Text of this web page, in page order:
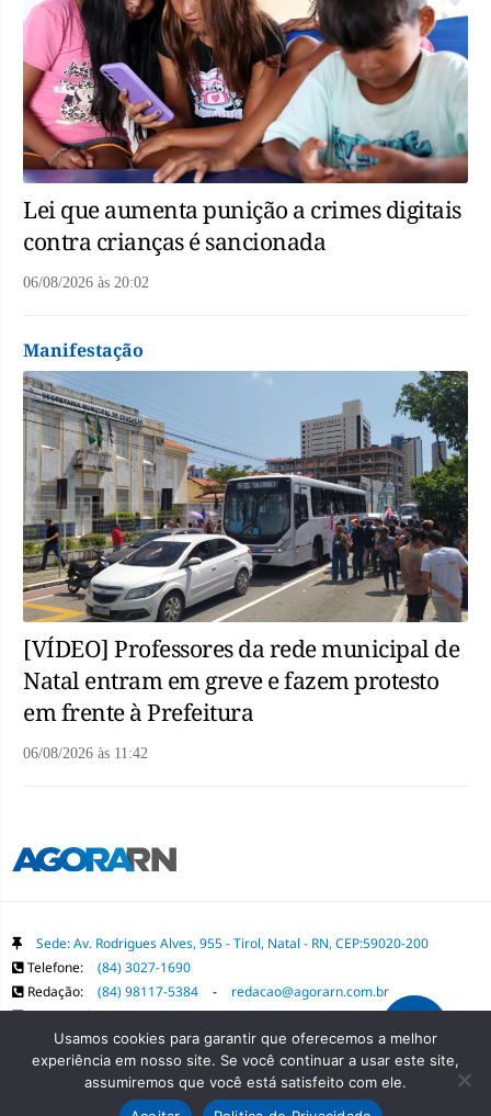
Lei que aumenta punição a crimes digitais
contra crianças é sancionada
06/08/2026 às 20:02
Manifestação
[VÍDEO] Professores da rede municipal de
Natal entram em greve e fazem protesto
em frente à Prefeitura
06/08/2026 às 11:42
Sede: Av. Rodrigues Alves, 955 - Tirol, Natal - RN, CEP:59020-200
Telefone:
(84) 3027-1690
Redação:
(84) 98117-5384 -
redacao@agorarn.com.br
Comercial: (84) 98117-1718 - publica@agorarn.com.br
Copyright Grupo Agora RN. Todos os direitos reservados. É proibida a
reprodução do conteúdo desta página em qualquer meio de comunicação,
Usamos cookies para garantir que oferecemos a melhor
experiência em nosso site. Se você continuar a usar este site,
assumiremos que você está satisfeito com ele.